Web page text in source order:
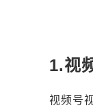
1.视
视频号